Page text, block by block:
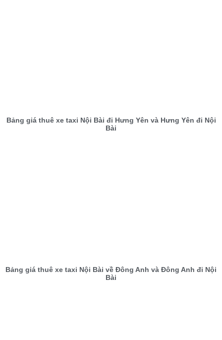
Bảng giá thuê xe taxi Nội Bài đi Hưng Yên và Hưng Yên đi Nội
Bài
Bảng giá thuê xe taxi Nội Bài về Đông Anh và Đông Anh đi Nội
Bài